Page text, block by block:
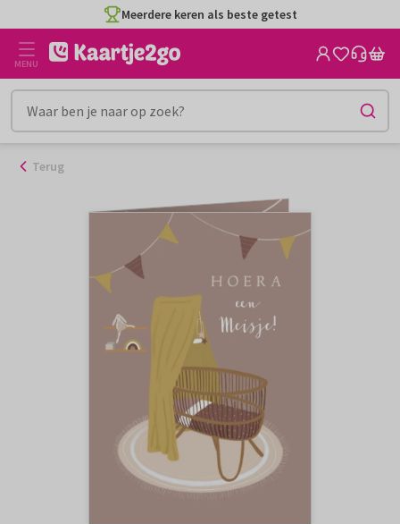
naar
inhoud
Meerdere keren als beste getest
MENU
Terug